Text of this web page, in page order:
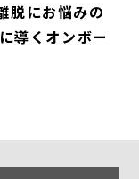
脱にお悩みの
導くオンボー